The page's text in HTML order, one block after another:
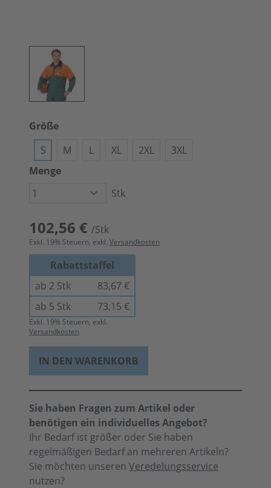
Größe
S
M L XL 2XL
3XL
Menge
Stk
102,56 € /Stk
Exkl. 19% Steuern, exkl. Versandkosten
Rabattstaffel
ab 2 Stk
83,67 €
ab 5 Stk
73,15 €
Exkl. 19% Steuern, exkl.
Versandkosten
IN DEN WARENKORB
Sie haben Fragen zum Artikel oder
benötigen ein individuelles Angebot?
Ihr Bedarf ist größer oder Sie haben
regelmäßigen Bedarf an mehreren Artikeln?
Sie möchten unseren Veredelungsservice
nutzen?